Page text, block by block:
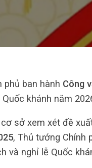
phủ ban hành Công
khánh năm
sở xem xét đề
, Thủ tướng Chính
và nghỉ lễ Quốc